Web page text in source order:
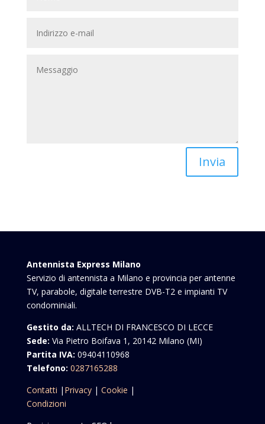
Invia
Antennista Express Milano
Servizio di antennista a Milano e provincia per antenne
TV, parabole, digitale terrestre DVB-T2 e impianti TV
condominiali.
Gestito da: ALLTECH DI FRANCESCO DI LECCE
Sede: Via Pietro Boifava 1, 20142 Milano (MI)
Partita IVA: 09404110968
Telefono: 0287165288
Contatti | Privacy| Cookie |
Condizioni